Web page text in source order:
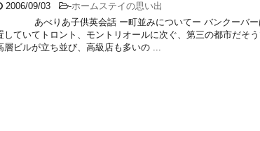
2006/09/03 -ホームステイの思い出
あべりあ子供英会話 ー町並みについてー バンクーバー
していてトロント、モントリオールに次ぐ、第三の都市だそ
層ビルが立ち並び、高級店も多いの ...